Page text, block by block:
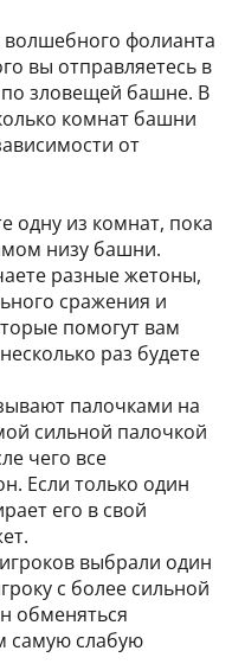
волшебного фолианта
вы отправляетесь в
зловещей башне. В
комнат башни
от
одну из комнат, пока
низу башни.
разные жетоны,
сражения и
помогут вам
раз будете
палочками на
сильной палочкой
чего все
Если только один
его в свой
выбрали один
с более сильной
обменяться
самую слабую